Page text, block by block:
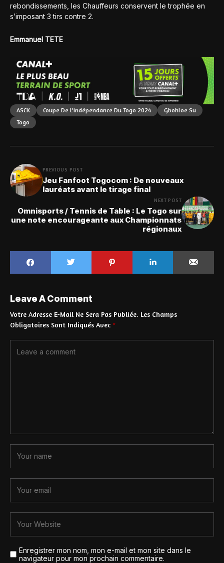
rebondissements, les Chauffeurs conservent le trophée en
s’imposant 3 tirs contre 2.
Emmanuel TETE
ASCK Coupe De L'indépendance Du Togo 2024
Gbohloe Su
Togo
PREVIOUS POST
Jeu Fanfoot Togocom : De nouveaux
lauréats avant le tirage final
NEXT POST
Omnisports / Tennis de Table : Le Togo sur
une note encourageante aux Championnats
régionaux
Leave A Comment
Votre Adresse E-Mail Ne Sera Pas Publiée. Les Champs
Obligatoires Sont Indiqués Avec *
Enregistrer mon nom, mon e-mail et mon site dans le
navigateur pour mon prochain commentaire.